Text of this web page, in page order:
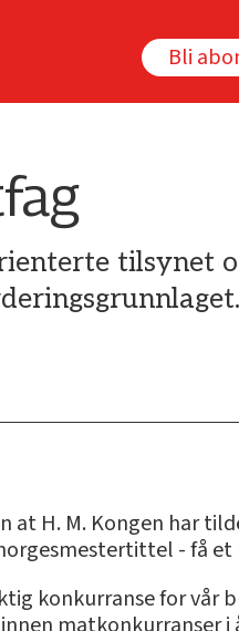
Bli
tilsynet
H. M. Kongen har
- få
konkurranse for vår